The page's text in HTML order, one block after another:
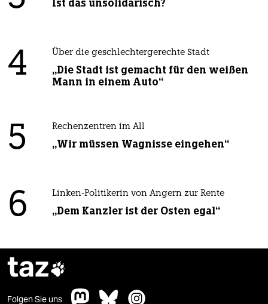
Ist das unsolidarisch?
4 Über die geschlechtergerechte Stadt
„Die Stadt ist gemacht für den weißen
Mann in einem Auto“
5 Rechenzentren im All
„Wir müssen Wagnisse eingehen“
6 Linken-Politikerin von Angern zur Rente
„Dem Kanzler ist der Osten egal“
taz
Folgen Sie uns